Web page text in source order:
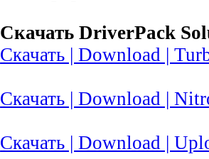
Скачать DriverPack
Скачать | Download |
Скачать | Download |
Скачать | Download |